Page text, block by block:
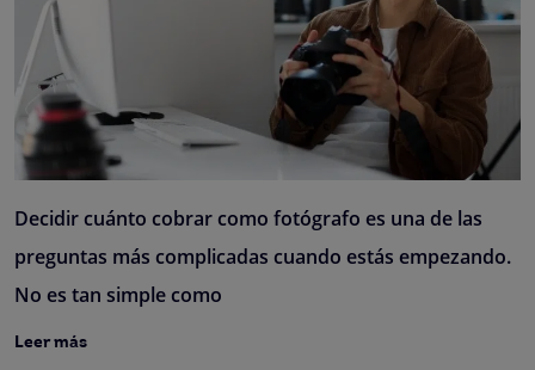
Decidir cuánto cobrar como fotógrafo es una de las
preguntas más complicadas cuando estás empezando.
No es tan simple como
Leer más